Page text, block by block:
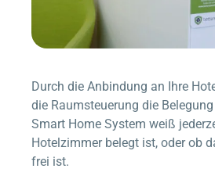
Durch die Anbindung an Ihre
die Raumsteuerung die
Smart Home System weiß
Hotelzimmer belegt ist, oder ob
frei ist.